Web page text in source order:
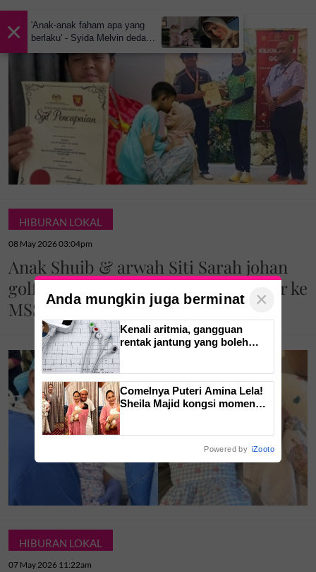
HIBURAN LOKAL
08 May 2026 03:04pm
Anak Shuib & arwah Siti Sarah johan
golf peringkat negeri, wakil Selangor ke
MSSM. 'Arwah ibu pasti bangga'
HIBURAN LOKAL
07 May 2026 11:22am
×
'Anak-anak faham apa yang
berlaku' - Syida Melvin dedah
lima bulan tidak sebumbung
dengan suami, pilih pulang ke
Anda mungkin juga berminat ×
Kenali aritmia, gangguan
rentak jantung yang boleh
Comelnya Puteri Amina Lela!
Sheila Majid kongsi momen
Powered by iZooto